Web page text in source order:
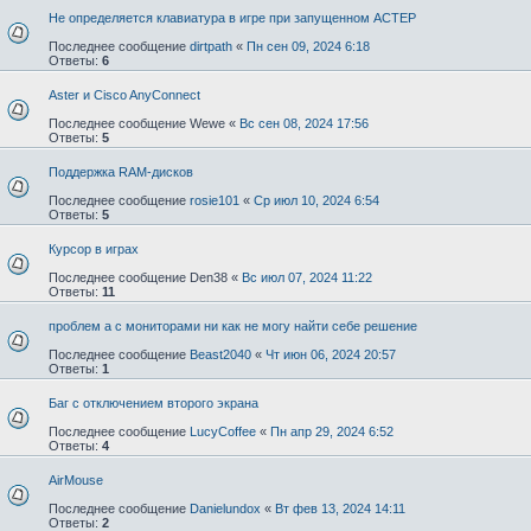
Не определяется клавиатура в игре при запущенном АСТЕР
Последнее сообщение dirtpath « Пн сен 09, 2024 6:18
Ответы: 6
Aster и Cisco AnyConnect
Последнее сообщение Wewe « Вс сен 08, 2024 17:56
Ответы: 5
Поддержка RAM-дисков
Последнее сообщение rosie101 « Ср июл 10, 2024 6:54
Ответы: 5
Курсор в играх
Последнее сообщение Den38 « Вс июл 07, 2024 11:22
Ответы: 11
проблем а с мониторами ни как не могу найти себе решение
Последнее сообщение Beast2040 « Чт июн 06, 2024 20:57
Ответы: 1
Баг с отключением второго экрана
Последнее сообщение LucyCoffee « Пн апр 29, 2024 6:52
Ответы: 4
AirMouse
Последнее сообщение Danielundox « Вт фев 13, 2024 14:11
Ответы: 2